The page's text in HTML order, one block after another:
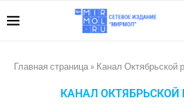
Главная страница » Канал Октябрьской
КАНАЛ